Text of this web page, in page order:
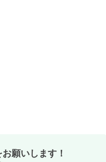
願いします！